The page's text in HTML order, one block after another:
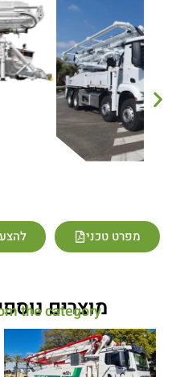
מפרט טכני
מוצרים
the category